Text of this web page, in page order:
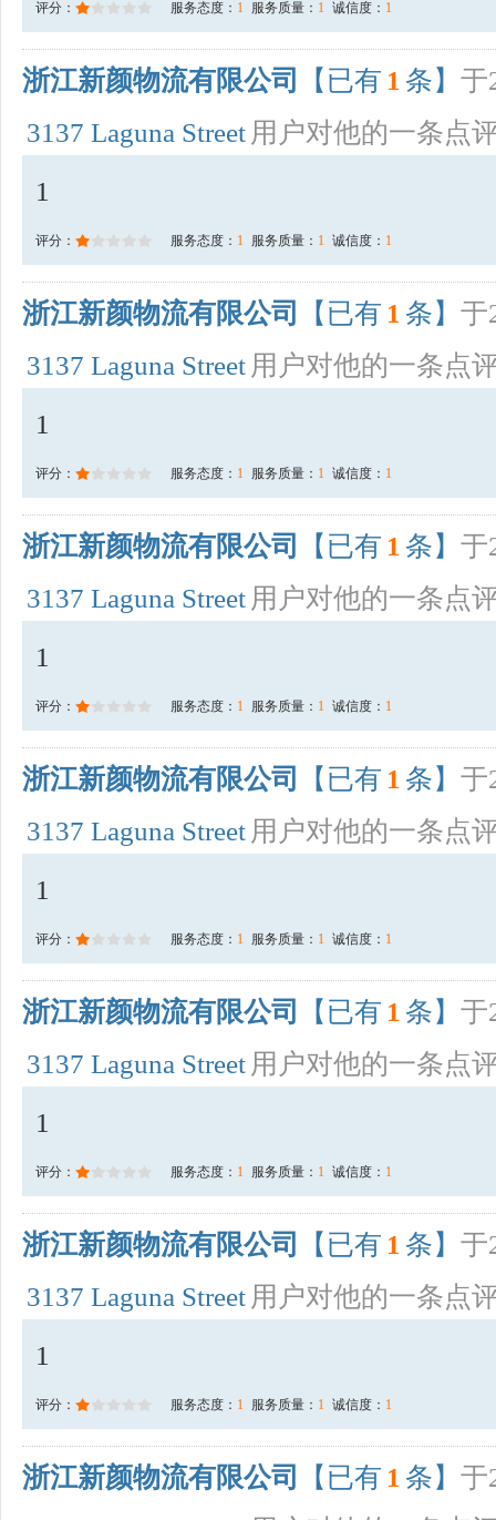
评分： 服务态度： 1 服务质量： 1 诚信度： 1
浙江新颜物流有限公司 【已有 1 条】 于
3137 Laguna Street 用户对他的一条点
1
评分： 服务态度： 1 服务质量： 1 诚信度： 1
浙江新颜物流有限公司 【已有 1 条】 于
3137 Laguna Street 用户对他的一条点
1
评分： 服务态度： 1 服务质量： 1 诚信度： 1
浙江新颜物流有限公司 【已有 1 条】 于
3137 Laguna Street 用户对他的一条点
1
评分： 服务态度： 1 服务质量： 1 诚信度： 1
浙江新颜物流有限公司 【已有 1 条】 于
3137 Laguna Street 用户对他的一条点
1
评分： 服务态度： 1 服务质量： 1 诚信度： 1
浙江新颜物流有限公司 【已有 1 条】 于
3137 Laguna Street 用户对他的一条点
1
评分： 服务态度： 1 服务质量： 1 诚信度： 1
浙江新颜物流有限公司 【已有 1 条】 于
3137 Laguna Street 用户对他的一条点
1
评分： 服务态度： 1 服务质量： 1 诚信度： 1
浙江新颜物流有限公司 【已有 1 条】 于